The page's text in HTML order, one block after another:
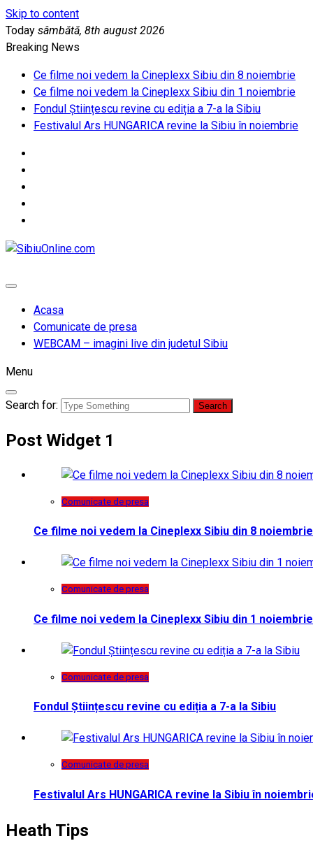
Skip to content
Today sâmbătă, 8th august 2026
Breaking News
Ce filme noi vedem la Cineplexx Sibiu din 8 noiembrie
Ce filme noi vedem la Cineplexx Sibiu din 1 noiembrie
Fondul Științescu revine cu ediția a 7-a la Sibiu
Festivalul Ars HUNGARICA revine la Sibiu în noiembrie
Acasa
Comunicate de presa
WEBCAM – imagini live din judetul Sibiu
Menu
Search for:
Post Widget 1
Comunicate de presa
Ce filme noi vedem la Cineplexx Sibiu din 8 noiembrie
Comunicate de presa
Ce filme noi vedem la Cineplexx Sibiu din 1 noiembrie
Comunicate de presa
Fondul Științescu revine cu ediția a 7-a la Sibiu
Comunicate de presa
Festivalul Ars HUNGARICA revine la Sibiu în
Heath Tips